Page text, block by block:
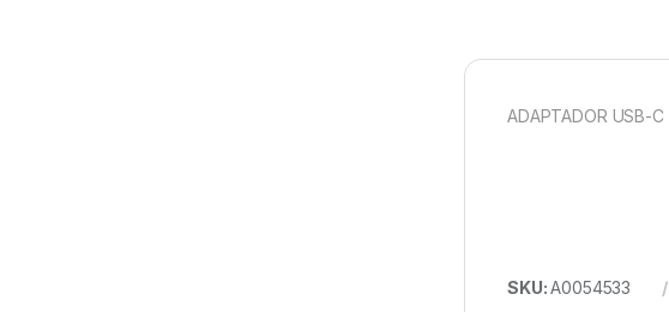
ADAPTADOR USB-
SKU:A0054533